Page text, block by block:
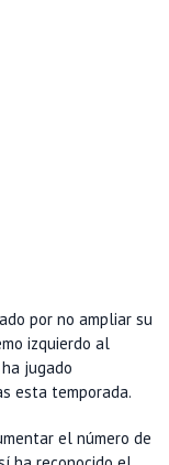
por no ampliar su
izquierdo al
jugado
esta temporada.
el número de